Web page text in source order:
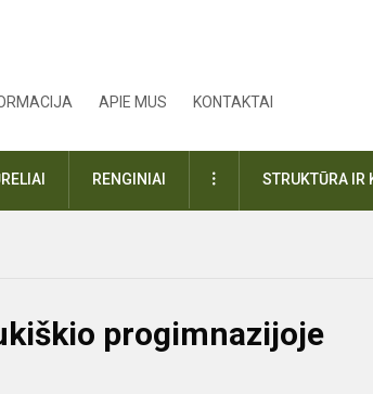
APIE MUS KONTAKTAI
RENGINIAI DAUGIAUSTRUKTŪRA IR
progimnazijoje